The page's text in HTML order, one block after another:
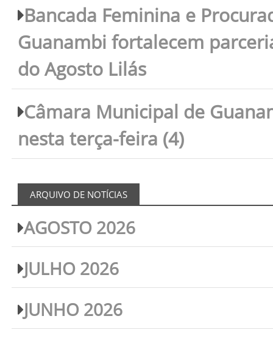
Bancada Feminina e
Guanambi fortalecem
do Agosto Lilás
Câmara Municipal de
nesta terça-feira (4)
ARQUIVO DE NOTÍCIAS
AGOSTO 2026
JULHO 2026
JUNHO 2026